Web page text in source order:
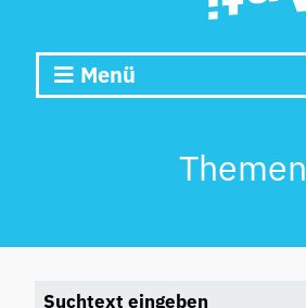
Menü
Themen